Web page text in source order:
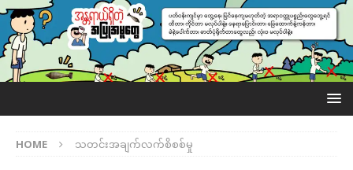
HOME သတင်းအချက်လက်စိစစ်မှု